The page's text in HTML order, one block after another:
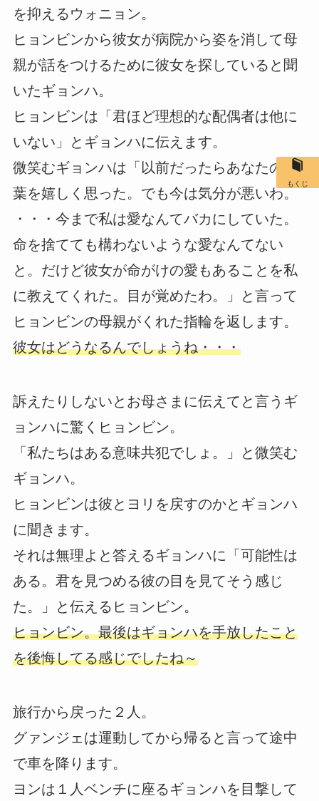
を抑えるウォニョン。
ヒョンビンから彼女が病院から姿を消して母
親が話をつけるために彼女を探していると聞
いたギョンハ。
ヒョンビンは「君ほど理想的な配偶者は他に
いない」とギョンハに伝えます。
微笑むギョンハは「以前だったらあなたの言
葉を嬉しく思った。でも今は気分が悪いわ。
・・・今まで私は愛なんてバカにしていた。
命を捨てても構わないような愛なんてない
と。だけど彼女が命がけの愛もあることを私
に教えてくれた。目が覚めたわ。」と言って
ヒョンビンの母親がくれた指輪を返します。
彼女はどうなるんでしょうね・・・
訴えたりしないとお母さまに伝えてと言うギ
ョンハに驚くヒョンビン。
「私たちはある意味共犯でしょ。」と微笑む
ギョンハ。
ヒョンビンは彼とヨリを戻すのかとギョンハ
に聞きます。
それは無理よと答えるギョンハに「可能性は
ある。君を見つめる彼の目を見てそう感じ
た。」と伝えるヒョンビン。
ヒョンビン。最後はギョンハを手放したこと
を後悔してる感じでしたね～
旅行から戻った２人。
グァンジェは運動してから帰ると言って途中
で車を降ります。
ヨンは１人ベンチに座るギョンハを目撃して
もくじ